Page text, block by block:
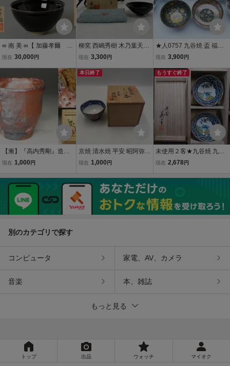
∞ 南 美 ∞【 加藤孝爾 烏
黒 天目 茶碗 共箱・共
真玉園 父: 加藤孝俊
茶道具
現在 30,000 円
柳窯 西嶋秀樹 木乃葉天目
盃 共箱 共布 天目盃 酒器
現在 3,300 円
★人0757 九谷焼 盃 福栄
福栄造 庄山 青粒 染付 色
い呑 まとめて 九谷 92607
301
現在 3,900 円
【漸】『高内秀剛』造
志野ぐい呑 共箱 共
杯 本物保証【HY4193】
現在 1,000 円
本日終了
京焼 清水焼 平安 昭阿弥
赤絵丸紋 ぐい呑 共箱 酒器
安昭阿弥造 昭阿弥窯
現在 1,000 円
もうすぐ終了
未使用２客★九谷焼 九谷
田中英子 花鳥図 色絵 杯盃
現在 2,678円
別のカテゴリで探す
コンピュータ 家電、AV、カメラ
音楽 本、雑誌
もっと見る
トップ 出品 ウォッチ マイオク